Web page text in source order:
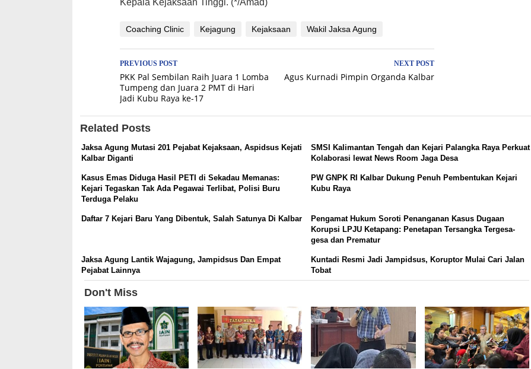
Kepala Kejaksaan Tinggi. (*/Amad)
Coaching Clinic Kejagung Kejaksaan Wakil Jaksa Agung
Post
navigation
PREVIOUS POST
PKK Pal Sembilan Raih Juara 1 Lomba
Tumpeng dan Juara 2 PMT di Hari
Jadi Kubu Raya ke-17
NEXT POST
Agus Kurnadi Pimpin Organda Kalbar
Related Posts
Jaksa Agung Mutasi 201 Pejabat Kejaksaan, Aspidsus Kejati
Kalbar Diganti
SMSI Kalimantan Tengah dan Kejari Palangka Raya Perkuat
Kolaborasi lewat News Room Jaga Desa
Kasus Emas Diduga Hasil PETI di Sekadau Memanas:
Kejari Tegaskan Tak Ada Pegawai Terlibat, Polisi Buru
Terduga Pelaku
PW GNPK RI Kalbar Dukung Penuh Pembentukan Kejari
Kubu Raya
Daftar 7 Kejari Baru Yang Dibentuk, Salah Satunya Di Kalbar
Pengamat Hukum Soroti Penanganan Kasus Dugaan
Korupsi LPJU Ketapang: Penetapan Tersangka Tergesa-
gesa dan Prematur
Jaksa Agung Lantik Wajagung, Jampidsus Dan Empat
Pejabat Lainnya
Kuntadi Resmi Jadi Jampidsus, Koruptor Mulai Cari Jalan
Tobat
Don't Miss